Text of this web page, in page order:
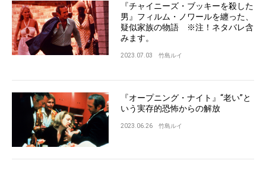
『チャイニーズ・ブッキーを殺した
男』フィルム・ノワールを纏った、
疑似家族の物語 ※注！ネタバレ含
みます。
2023.07.03 竹島ルイ
『オープニング・ナイト』“老い”と
いう実存的恐怖からの解放
2023.06.26 竹島ルイ